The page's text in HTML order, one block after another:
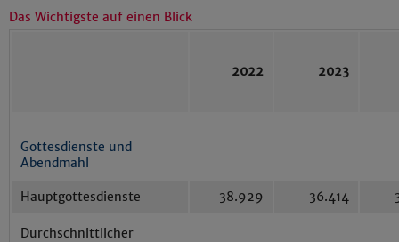
Das Wichtigste auf einen Blick
2022 2023
Gottesdienste und
Abendmahl
Hauptgottesdienste 38.929 36.414
Durchschnittlicher